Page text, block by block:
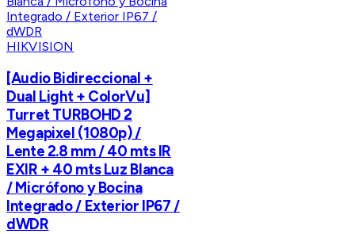
HIKVISION
[Audio Bidireccional +
Dual Light + ColorVu]
Turret TURBOHD 2
Megapixel (1080p) /
Lente 2.8 mm / 40 mts IR
EXIR + 40 mts Luz Blanca
/ Micrófono y Bocina
Integrado / Exterior IP67 /
dWDR